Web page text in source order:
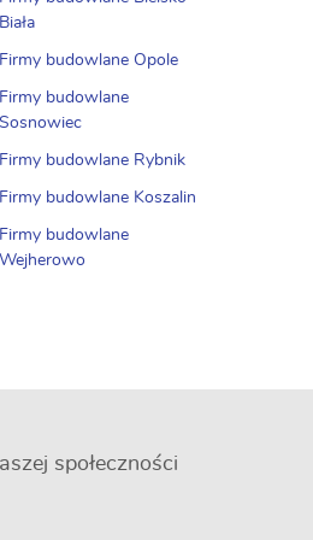
Biała
Firmy budowlane Opole
Firmy budowlane
Sosnowiec
Firmy budowlane Rybnik
Firmy budowlane Koszalin
Firmy budowlane
Wejherowo
społeczności